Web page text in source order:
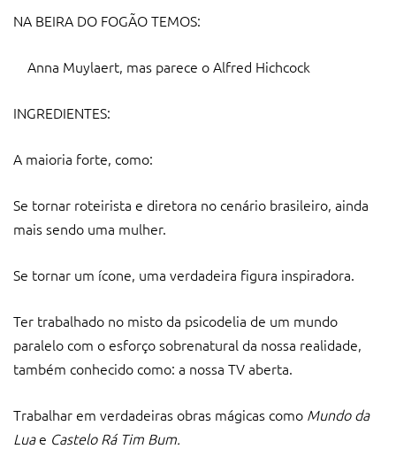
NA BEIRA DO FOGÃO TEMOS:
Anna Muylaert, mas parece o Alfred Hichcock
INGREDIENTES:
A maioria forte, como:
Se tornar roteirista e diretora no cenário brasileiro, ainda
mais sendo uma mulher.
Se tornar um ícone, uma verdadeira figura inspiradora.
Ter trabalhado no misto da psicodelia de um mundo
paralelo com o esforço sobrenatural da nossa realidade,
também conhecido como: a nossa TV aberta.
Trabalhar em verdadeiras obras mágicas como Mundo da
Luae Castelo Rá Tim Bum.